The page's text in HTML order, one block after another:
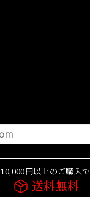
10,000円以上のご購入で
送料無料